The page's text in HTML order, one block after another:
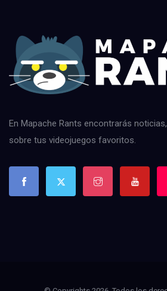
En Mapache Rants encontrarás
sobre tus videojuegos favoritos.